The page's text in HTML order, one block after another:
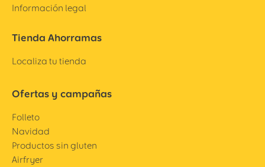
Información legal
Tienda Ahorramas
Localiza tu tienda
Ofertas y campañas
Folleto
Navidad
Productos sin gluten
Airfryer